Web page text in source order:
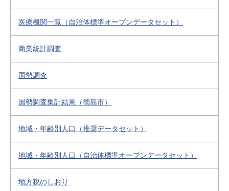
医療機関一覧（自治体標準オープンデータセット）
商業統計調査
国勢調査
国勢調査集計結果（徳島市）
地域・年齢別人口（推奨データセット）
地域・年齢別人口（自治体標準オープンデータセット）
地方税のしおり